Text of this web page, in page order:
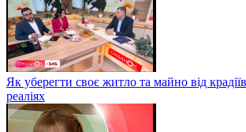
Як уберегти своє житло та майно від
реаліях